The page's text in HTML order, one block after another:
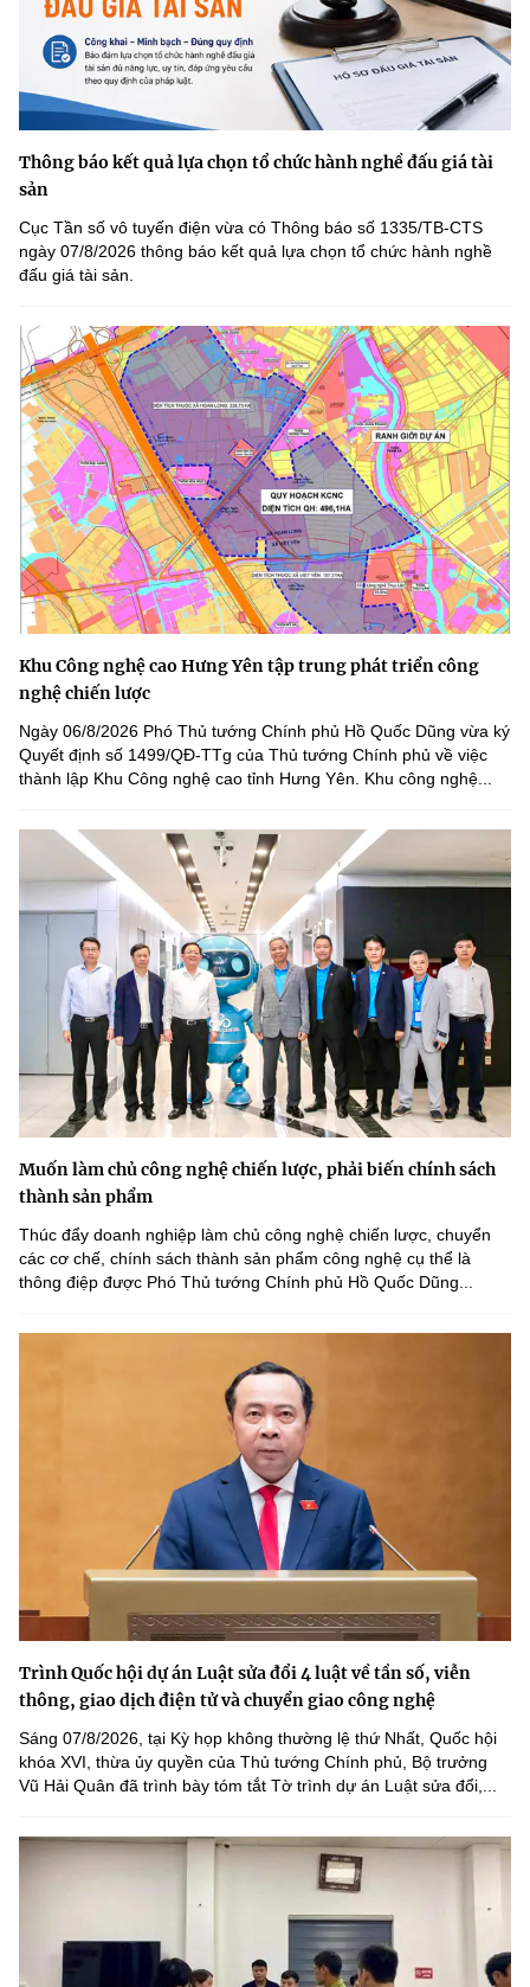
Thông báo kết quả lựa chọn tổ chức hành nghề đấu giá tài
sản
Cục Tần số vô tuyến điện vừa có Thông báo số 1335/TB-CTS
ngày 07/8/2026 thông báo kết quả lựa chọn tổ chức hành nghề
đấu giá tài sản.
Khu Công nghệ cao Hưng Yên tập trung phát triển công
nghệ chiến lược
Ngày 06/8/2026 Phó Thủ tướng Chính phủ Hồ Quốc Dũng vừa ký
Quyết định số 1499/QĐ-TTg của Thủ tướng Chính phủ về việc
thành lập Khu Công nghệ cao tỉnh Hưng Yên. Khu công nghệ...
Muốn làm chủ công nghệ chiến lược, phải biến chính sách
thành sản phẩm
Thúc đẩy doanh nghiệp làm chủ công nghệ chiến lược, chuyển
các cơ chế, chính sách thành sản phẩm công nghệ cụ thể là
thông điệp được Phó Thủ tướng Chính phủ Hồ Quốc Dũng...
Trình Quốc hội dự án Luật sửa đổi 4 luật về tần số, viễn
thông, giao dịch điện tử và chuyển giao công nghệ
Sáng 07/8/2026, tại Kỳ họp không thường lệ thứ Nhất, Quốc hội
khóa XVI, thừa ủy quyền của Thủ tướng Chính phủ, Bộ trưởng
Vũ Hải Quân đã trình bày tóm tắt Tờ trình dự án Luật sửa đổi,...